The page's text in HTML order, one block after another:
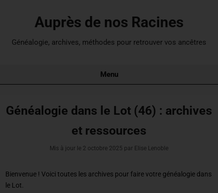
Auprès de nos Racines
Généalogie, archives, méthodes pour retrouver vos ancêtres
Menu
Généalogie dans le Lot (46) : archives
et ressources
Mis à jour le 2 octobre 2025 par Elise Lenoble
Bienvenue ! Voici toutes les archives pourfaire votre généalogie dans
le Lot.